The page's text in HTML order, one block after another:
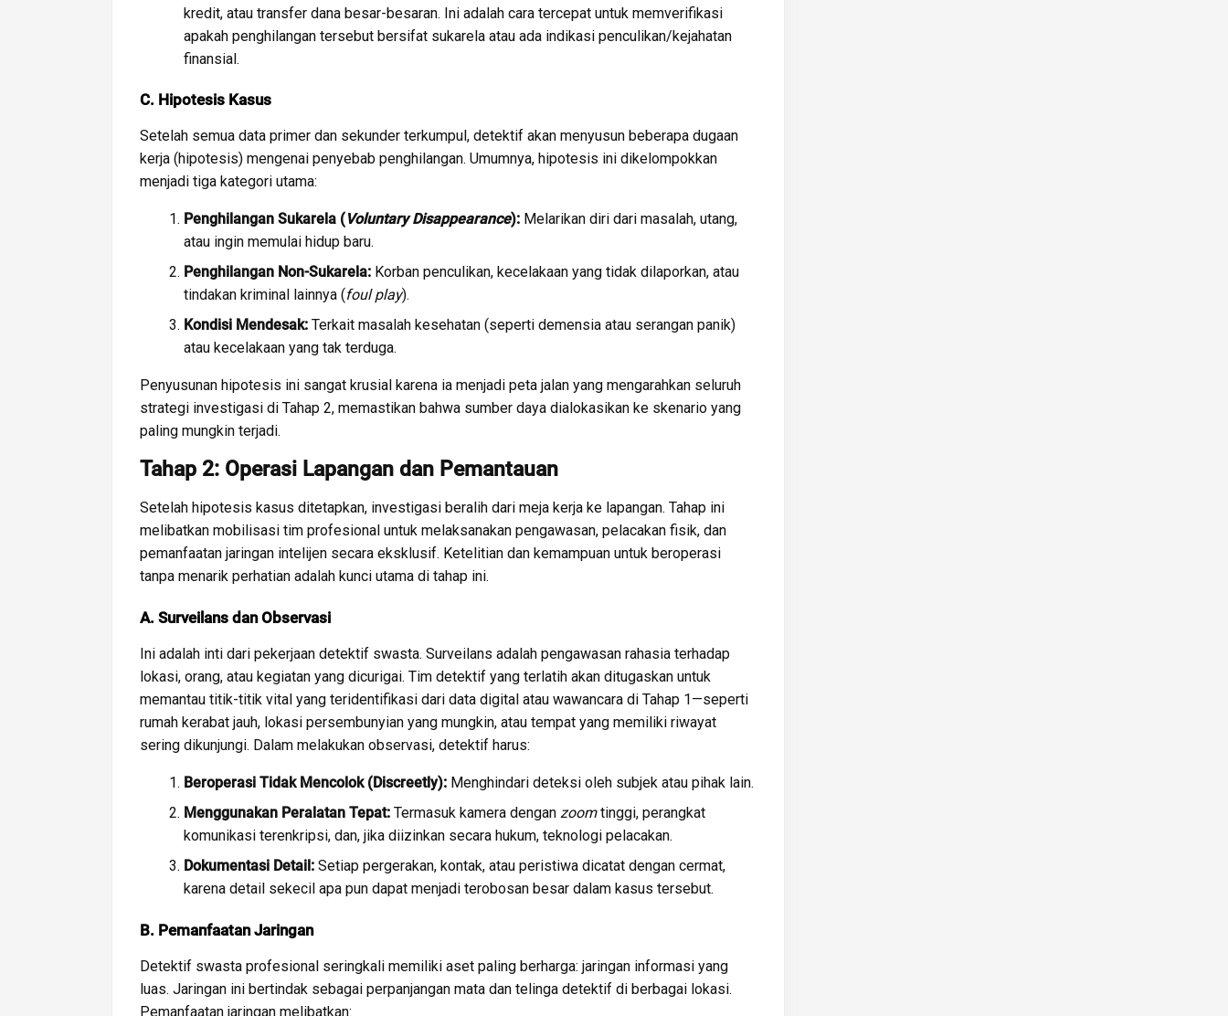
kredit, atau transfer dana besar-besaran. Ini adalah cara tercepat untuk memverifikasi
apakah penghilangan tersebut bersifat sukarela atau ada indikasi penculikan/kejahatan
finansial.
C. Hipotesis Kasus
Setelah semua data primer dan sekunder terkumpul, detektif akan menyusun beberapa dugaan
kerja (hipotesis) mengenai penyebab penghilangan. Umumnya, hipotesis ini dikelompokkan
menjadi tiga kategori utama:
Penghilangan Sukarela (Voluntary Disappearance): Melarikan diri dari masalah, utang,
atau ingin memulai hidup baru.
Penghilangan Non-Sukarela: Korban penculikan, kecelakaan yang tidak dilaporkan, atau
tindakan kriminal lainnya (foul play).
Kondisi Mendesak: Terkait masalah kesehatan (seperti demensia atau serangan panik)
atau kecelakaan yang tak terduga.
Penyusunan hipotesis ini sangat krusial karena ia menjadi peta jalan yang mengarahkan seluruh
strategi investigasi di Tahap 2, memastikan bahwa sumber daya dialokasikan ke skenario yang
paling mungkin terjadi.
Tahap 2: Operasi Lapangan dan Pemantauan
Setelah hipotesis kasus ditetapkan, investigasi beralih dari meja kerja ke lapangan. Tahap ini
melibatkan mobilisasi tim profesional untuk melaksanakan pengawasan, pelacakan fisik, dan
pemanfaatan jaringan intelijen secara eksklusif. Ketelitian dan kemampuan untuk beroperasi
tanpa menarik perhatian adalah kunci utama di tahap ini.
A. Surveilans dan Observasi
Ini adalah inti dari pekerjaan detektif swasta. Surveilans adalah pengawasan rahasia terhadap
lokasi, orang, atau kegiatan yang dicurigai. Tim detektif yang terlatih akan ditugaskan untuk
memantau titik-titik vital yang teridentifikasi dari data digital atau wawancara di Tahap 1—seperti
rumah kerabat jauh, lokasi persembunyian yang mungkin, atau tempat yang memiliki riwayat
sering dikunjungi. Dalam melakukan observasi, detektif harus:
Beroperasi Tidak Mencolok (Discreetly): Menghindari deteksi oleh subjek atau pihak lain.
Menggunakan Peralatan Tepat: Termasuk kamera dengan zoomtinggi, perangkat
komunikasi terenkripsi, dan, jika diizinkan secara hukum, teknologi pelacakan.
Dokumentasi Detail: Setiap pergerakan, kontak, atau peristiwa dicatat dengan cermat,
karena detail sekecil apa pun dapat menjadi terobosan besar dalam kasus tersebut.
B. Pemanfaatan Jaringan
Detektif swasta profesional seringkali memiliki aset paling berharga: jaringan informasi yang
luas. Jaringan ini bertindak sebagai perpanjangan mata dan telinga detektif di berbagai lokasi.
Pemanfaatan jaringan melibatkan: